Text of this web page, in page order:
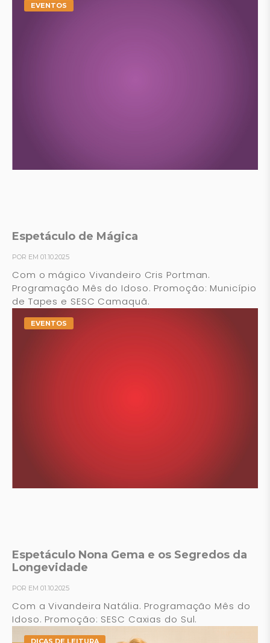
EVENTOS
Espetáculo de Mágica
POR EM 01.10.2025
Com o mágico Vivandeiro Cris Portman.
Programação Mês do Idoso. Promoção: Município
de Tapes e SESC Camaquã.
EVENTOS
Espetáculo Nona Gema e os Segredos da
Longevidade
POR EM 01.10.2025
Com a Vivandeira Natália. Programação Mês do
Idoso. Promoção: SESC Caxias do Sul.
DICAS DE LEITURA